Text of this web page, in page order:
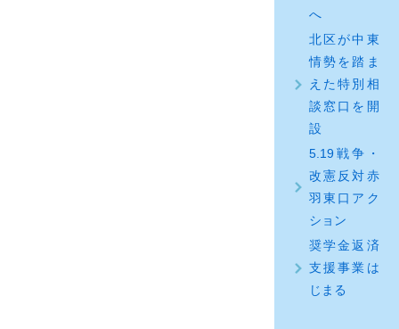
へ
北区が中東
情勢を踏ま
えた特別相
談窓口を開
設
5.19戦争・
改憲反対赤
羽東口アク
ション
奨学金返済
支援事業は
じまる